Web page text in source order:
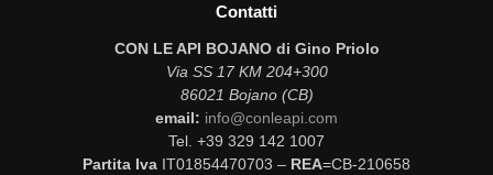
Contatti
CON LE API BOJANO di Gino Priolo
Via SS 17 KM 204+300
86021 Bojano (CB)
email: info@conleapi.com
Tel. +39 329 142 1007
Partita Iva IT01854470703 – REA=CB-210658